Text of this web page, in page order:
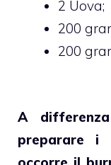
2 Uova;
200
200
A
preparare i